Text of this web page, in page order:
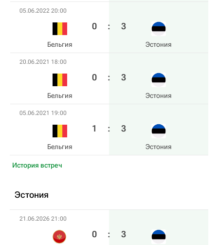
05.06.2022 20:00
Бельгия
0 : 3
Эстония
20.06.2021 18:00
Бельгия
0 : 3
Эстония
05.06.2021 19:00
Бельгия
1 : 3
Эстония
История встреч
Эстония
21.06.2026 21:00
0 : 3